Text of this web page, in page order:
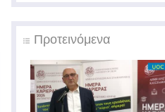
Προτεινόμενα